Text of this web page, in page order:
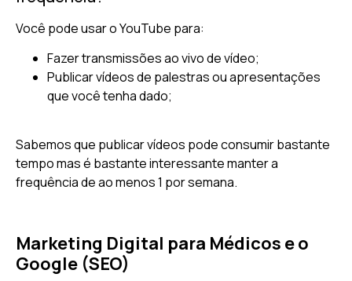
Você pode usar o YouTube para:
Fazer transmissões ao vivo de vídeo;
Publicar vídeos de palestras ou apresentações
que você tenha dado;
Sabemos que publicar vídeos pode consumir bastante
tempo mas é bastante interessante manter a
frequência de ao menos 1 por semana.
Marketing Digital para Médicos e o
Google (SEO)